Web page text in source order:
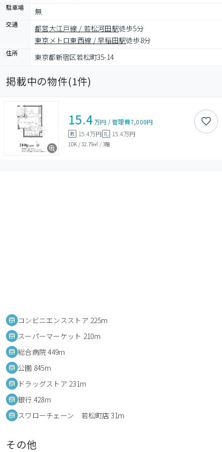
駐車場 無
交通 都営大江戸線 / 若松河田駅徒歩5分
東京メトロ東西線 / 早稲田駅徒歩8分
住所 東京都新宿区若松町35-14
掲載中の物件(1件)
15.4万円 /管理費7,000円
敷 15.4万円 礼 15.4万円
1DK /32.79㎡ /3階
コンビニエンスストア 225m
スーパーマーケット 210m
総合病院 449m
公園 845m
ドラッグストア 231m
銀行 428m
スワローチェーン 若松町店 31m
その他